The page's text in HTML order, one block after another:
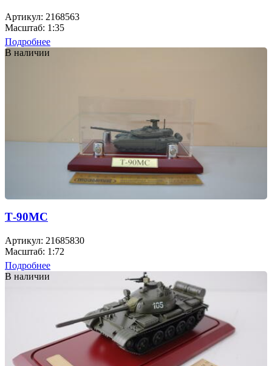
Артикул: 2168563
Масштаб: 1:35
Подробнее
В наличии
Т-90МС
Артикул: 21685830
Масштаб: 1:72
Подробнее
В наличии